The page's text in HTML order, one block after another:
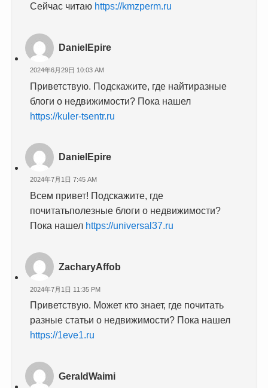
Сейчас читаю https://kmzperm.ru
DanielEpire
2024年6月29日 10:03 AM
Приветствую. Подскажите, где найтиразные
блоги о недвижимости? Пока нашел
https://kuler-tsentr.ru
DanielEpire
2024年7月1日 7:45 AM
Всем привет! Подскажите, где
почитатьполезные блоги о недвижимости?
Пока нашел https://universal37.ru
ZacharyAffob
2024年7月1日 11:35 PM
Приветствую. Может кто знает, где почитать
разные статьи о недвижимости? Пока нашел
https://1eve1.ru
GeraldWaimi